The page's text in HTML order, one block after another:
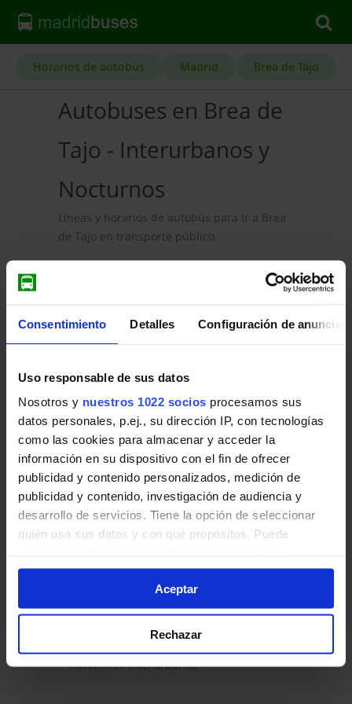
Consentimiento Detalles Configuración de anuncios
Uso responsable de sus datos
Nosotros y nuestros 1022 socios procesamos sus
datos personales, p.ej., su dirección IP, con tecnologías
como las cookies para almacenar y acceder la
información en su dispositivo con el fin de ofrecer
publicidad y contenido personalizados, medición de
publicidad y contenido, investigación de audiencia y
desarrollo de servicios. Tiene la opción de seleccionar
quién usa sus datos y con qué propósitos. Puede
momento desde la Declaración de cookies o clicando en
el Menú de consentimiento.
Si lo permite, también quisiéramos:
Aceptar
Rechazar
Horarios de autobús Madrid Brea de Tajo
Autobuses en Brea de
Tajo - Interurbanos y
Nocturnos
Líneas y horarios de autobús para ir a Brea
de Tajo en transporte público.
Autobuses Interurbanos
Interurbanos en Brea de Tajo:
350-A
351 Madrid (Ronda Atocha) - Estremera - Barajas de Melo
Madrid - Rivas-Vaciamadrid - Arganda del
Transporte público
Autobuses Interurbanos